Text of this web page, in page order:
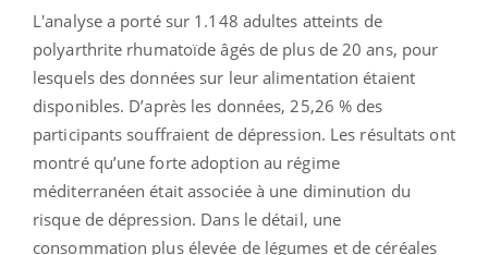
L'analyse a porté sur 1.148 adultes atteints de
polyarthrite rhumatoïde âgés de plus de 20 ans, pour
lesquels des données sur leur alimentation étaient
disponibles. D’après les données, 25,26 % des
participants souffraient de dépression. Les résultats ont
montré qu’une forte adoption au régime
méditerranéen était associée à une diminution du
risque de dépression. Dans le détail, une
consommation plus élevée de légumes et de céréales